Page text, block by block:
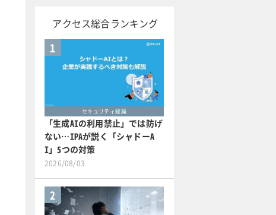
アクセス総合ランキング
1
セキュリティ総論
「生成AIの利用禁止」では防げ
ない…IPAが説く「シャドーA
I」5つの対策
2026/08/03
2